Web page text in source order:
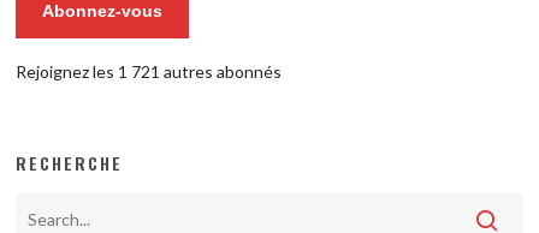
Abonnez-vous
Rejoignez les 1 721 autres abonnés
RECHERCHE